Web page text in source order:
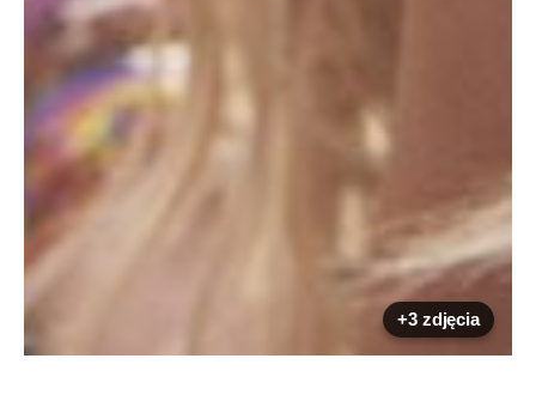
+3 zdjęcia